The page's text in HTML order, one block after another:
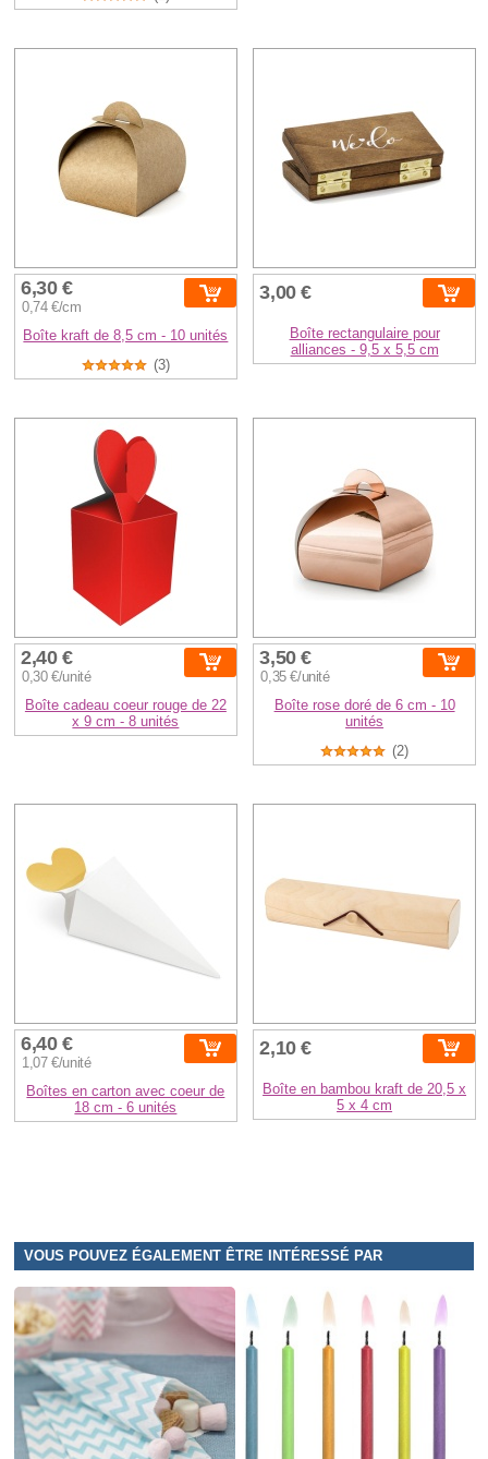
6,30 €
0,74 €/cm
Boîte kraft de 8,5 cm - 10 unités
(3)
3,00 €
Boîte rectangulaire pour
alliances - 9,5 x 5,5 cm
2,40 €
0,30 €/unité
Boîte cadeau coeur rouge de 22
x 9 cm - 8 unités
3,50 €
0,35 €/unité
Boîte rose doré de 6 cm - 10
unités
(2)
6,40 €
1,07 €/unité
Boîtes en carton avec coeur de
18 cm - 6 unités
2,10 €
Boîte en bambou kraft de 20,5 x
5 x 4 cm
VOUS POUVEZ ÉGALEMENT ÊTRE INTÉRESSÉ PAR